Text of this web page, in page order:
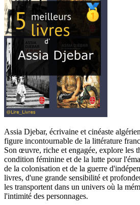
Assia Djebar, écrivaine et cinéaste
figure incontournable de la littérature
Son œuvre, riche et engagée, explore les
condition féminine et de la lutte pour
de la colonisation et de la guerre
livres, d'une grande sensibilité et
les transportent dans un univers où la
l'intimité des personnages.